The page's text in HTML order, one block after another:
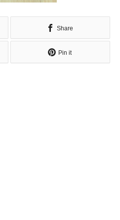
Share
Pin it